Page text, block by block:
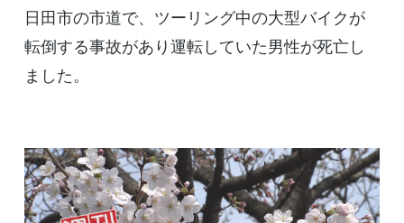
日田市の市道で、ツーリング中の大型バイクが
転倒する事故があり運転していた男性が死亡し
ました。